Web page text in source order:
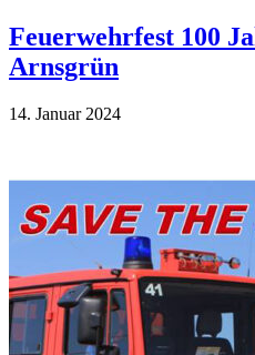
Feuerwehrfest 100
Arnsgrün
14. Januar 2024